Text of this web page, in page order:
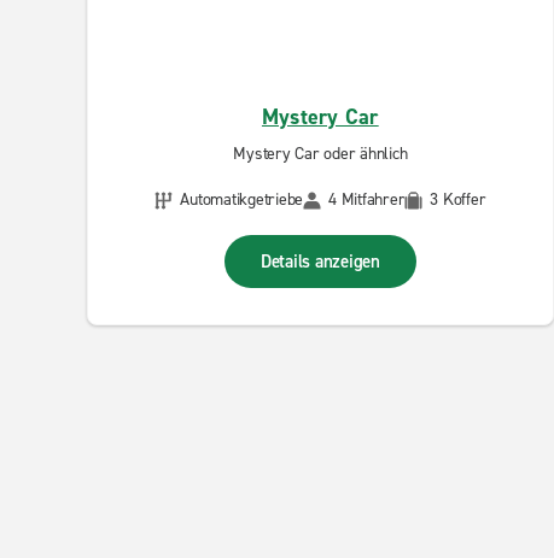
Mystery Car
Mystery Car oder ähnlich
Automatikgetriebe
4 Mitfahrer 3 Koffer
Details anzeigen